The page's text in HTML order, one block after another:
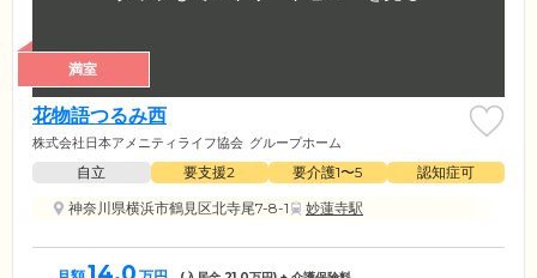
満室
花物語つるみ西
株式会社日本アメニティライフ協会 グループホーム
自立 要支援2 要介護1〜5
認知症可
神奈川県横浜市鶴見区北寺尾7-8-1
妙蓮寺駅